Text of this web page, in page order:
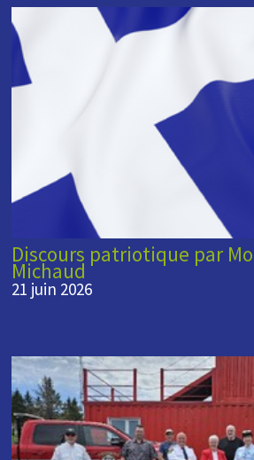
Discours patriotique par
Michaud
21 juin 2026